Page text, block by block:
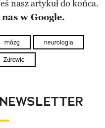
nasz artykuł do końca.
w Google.
mózg neurologia
Zdrowie